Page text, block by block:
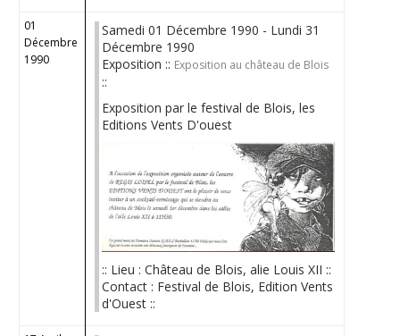
01
Décembre
1990
Samedi 01 Décembre 1990 - Lundi 31
Décembre 1990
Exposition :: Exposition au château de Blois
::
Exposition par le festival de Blois, les
Editions Vents D'ouest
:: Lieu : Château de Blois, alie Louis XII ::
Contact : Festival de Blois, Edition Vents
d'Ouest ::